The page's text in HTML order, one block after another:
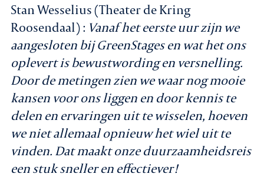
Stan Wesselius (Theater de Kring
Roosendaal) : Vanaf het eerste uur zijn we
aangesloten bij GreenStages en wat het ons
oplevert is bewustwording en versnelling.
Door de metingen zien we waar nog mooie
kansen voor ons liggen en door kennis te
delen en ervaringen uit te wisselen, hoeven
we niet allemaal opnieuw het wiel uit te
vinden. Dat maakt onze duurzaamheidsreis
een stuk sneller en effectiever!